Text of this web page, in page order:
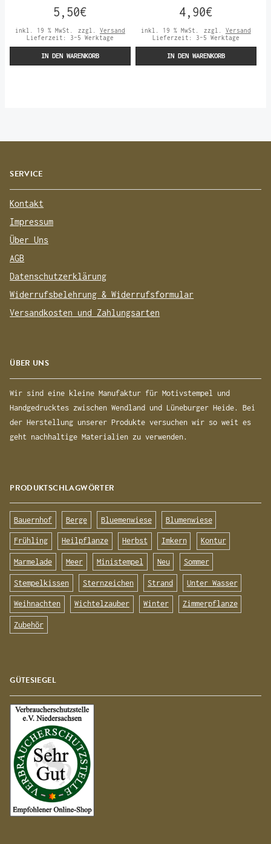
5,50€
inkl. 19 % MwSt. zzgl. Versand
Lieferzeit: 3-5 Werktage
IN DEN WARENKORB
4,90€
inkl. 19 % MwSt. zzgl. Versand
Lieferzeit:
3-5 Werktage
IN DEN WARENKORB
SERVICE
Kontakt
Impressum
Über Uns
AGB
Datenschutzerklärung
Widerrufsbelehrung & Widerrufsformular
Versandkosten und Zahlungsarten
ÜBER UNS
Wir sind eine kleine Manufaktur für Motivstempel und
Handgedrucktes zwischen Wendland und Lüneburger Heide. Bei
der Herstellung unserer Produkte versuchen wir so weit es
geht nachhaltige Materialien zu verwenden.
PRODUKTSCHLAGWÖRTER
Bauernhof Berge Bluemenwiese Blumenwiese
Frühling Heilpflanze Herbst Imkern Kontur
Marmelade Meer Ministempel Neu Sommer
Stempelkissen Sternzeichen Strand Unter Wasser
Weihnachten Wichtelzauber Winter Zimmerpflanze
Zubehör
GÜTESIEGEL